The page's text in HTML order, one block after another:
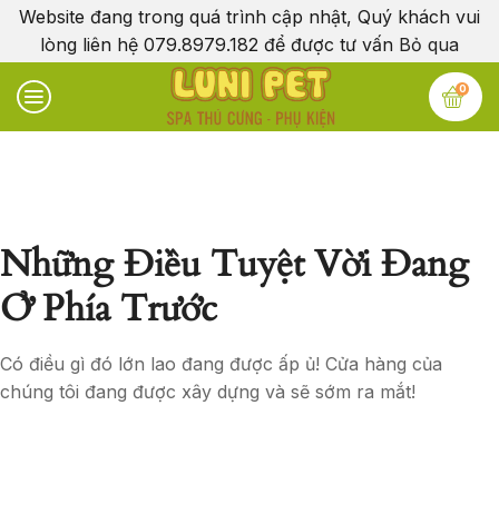
Website đang trong quá trình cập nhật, Quý khách vui
lòng liên hệ 079.8979.182 để được tư vấn Bỏ qua
0
Những Điều Tuyệt Vời Đang
Ở Phía Trước
Có điều gì đó lớn lao đang được ấp ủ! Cửa hàng của
chúng tôi đang được xây dựng và sẽ sớm ra mắt!